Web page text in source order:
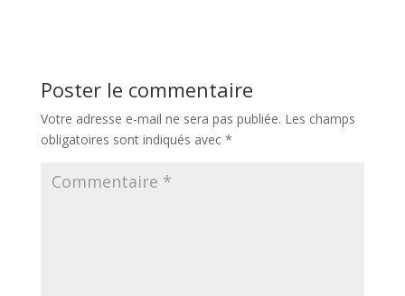
Poster le commentaire
Votre adresse e-mail ne sera pas publiée. Les champs
obligatoires sont indiqués avec *